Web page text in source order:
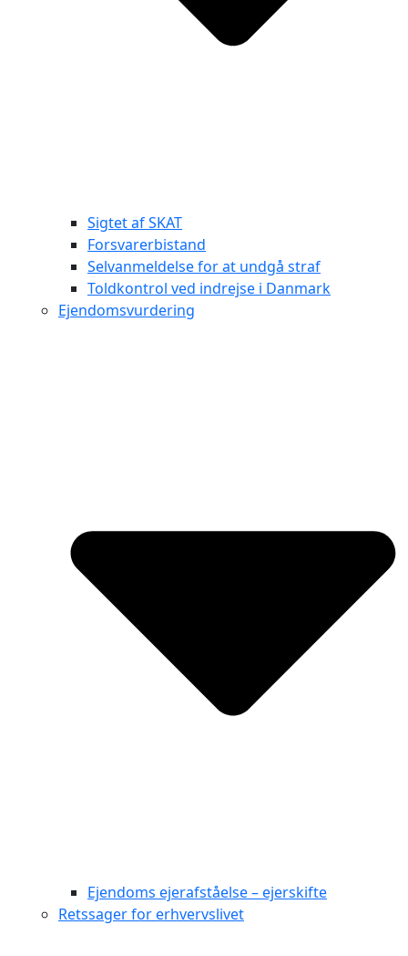
Sigtet af SKAT
Forsvarerbistand
Selvanmeldelse for at undgå straf
Toldkontrol ved indrejse i Danmark
Ejendomsvurdering
Ejendoms ejerafståelse – ejerskifte
Retssager for erhvervslivet